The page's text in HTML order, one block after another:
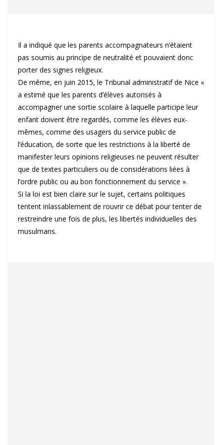
Il a indiqué que les parents accompagnateurs n’étaient
pas soumis au principe de neutralité et pouvaient donc
porter des signes religieux.
De même, en juin 2015, le Tribunal administratif de Nice «
a estimé que les parents d’élèves autorisés à
accompagner une sortie scolaire à laquelle participe leur
enfant doivent être regardés, comme les élèves eux-
mêmes, comme des usagers du service public de
l’éducation, de sorte que les restrictions à la liberté de
manifester leurs opinions religieuses ne peuvent résulter
que de textes particuliers ou de considérations liées à
l’ordre public ou au bon fonctionnement du service ».
Si la loi est bien claire sur le sujet, certains politiques
tentent inlassablement de rouvrir ce débat pour tenter de
restreindre une fois de plus, les libertés individuelles des
musulmans.